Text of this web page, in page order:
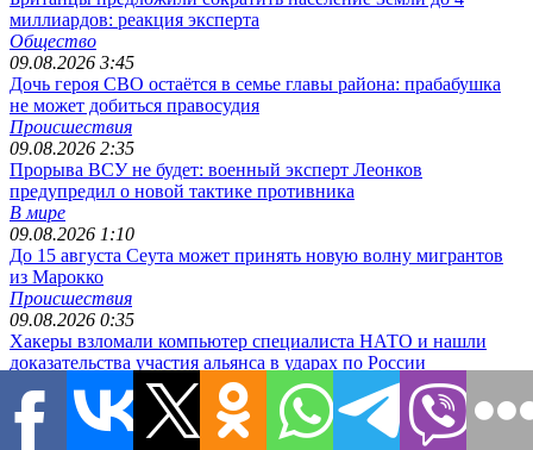
миллиардов: реакция эксперта
Общество
09.08.2026 3:45
Дочь героя СВО остаётся в семье главы района: прабабушка
не может добиться правосудия
Происшествия
09.08.2026 2:35
Прорыва ВСУ не будет: военный эксперт Леонков
предупредил о новой тактике противника
В мире
09.08.2026 1:10
До 15 августа Сеута может принять новую волну мигрантов
из Марокко
Происшествия
09.08.2026 0:35
Хакеры взломали компьютер специалиста НАТО и нашли
доказательства участия альянса в ударах по России
08.08.2026 10:15
Почему прекратились атаки на российские НПЗ: эксперты